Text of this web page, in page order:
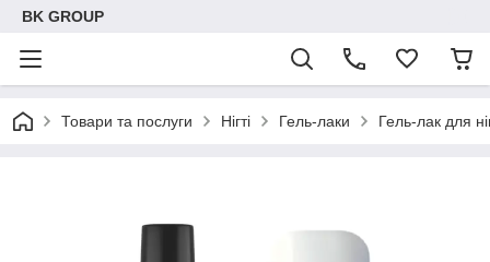
BK GROUP
Товари та послуги Нігті Гель-лаки Гель-лак для